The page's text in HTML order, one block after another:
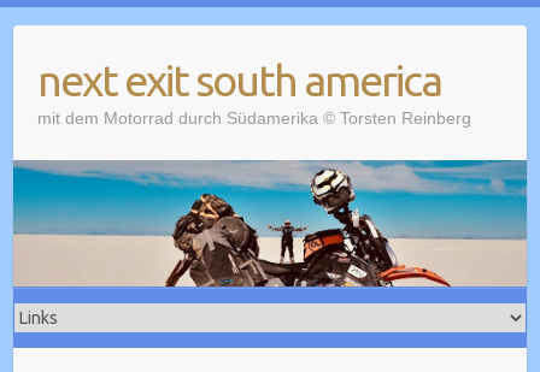
contentnext exit south america
mit dem Motorrad durch Südamerika © Torsten Reinberg